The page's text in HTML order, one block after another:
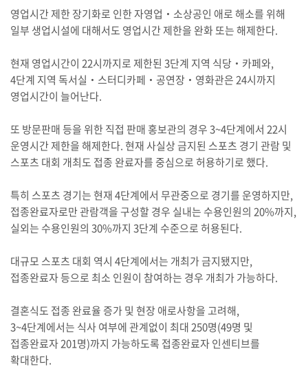
영업시간 제한 장기화로 인한 자영업‧소상공인 애로 해소를 위해
일부 생업시설에 대해서도 영업시간 제한을 완화 또는 해제한다.
현재 영업시간이 22시까지로 제한된 3단계 지역 식당‧카페와,
4단계 지역 독서실‧스터디카페‧공연장‧영화관은 24시까지
영업시간이 늘어난다.
또 방문판매 등을 위한 직접 판매 홍보관의 경우 3~4단계에서 22시
운영시간 제한을 해제한다. 현재 사실상 금지된 스포츠 경기 관람 및
스포츠 대회 개최도 접종 완료자를 중심으로 허용하기로 했다.
특히 스포츠 경기는 현재 4단계에서 무관중으로 경기를 운영하지만,
접종완료자로만 관람객을 구성할 경우 실내는 수용인원의 20%까지,
실외는 수용인원의 30%까지 3단계 수준으로 허용된다.
대규모 스포츠 대회 역시 4단계에서는 개최가 금지됐지만,
접종완료자 등으로 최소 인원이 참여하는 경우 개최가 가능하다.
결혼식도 접종 완료율 증가 및 현장 애로사항을 고려해,
3~4단계에서는 식사 여부에 관계없이 최대 250명(49명 및
접종완료자 201명)까지 가능하도록 접종완료자 인센티브를
확대한다.